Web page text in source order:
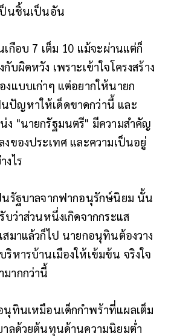
ป็นชิ้นเป็นอัน
กือบ 7 เต็ม 10 แม้จะผ่านแต่ก็
บผิดหวัง เพราะเข้าใจโครงสร้าง
งแบบเก่าๆ แต่อยากให้นายก
ญหาให้เด็ดขาดกว่านี้ และ
ง "นายกรัฐมนตรี" มีความสำคัญ
ของประเทศ และความเป็นอยู่
งไร
นรัฐบาลจากฟากอนุรักษ์นิยม นั้น
บว่าส่วนหนึ่งเกิดจากกระแส
มาแล้วก็ไป นายกอนุทินต้องวาง
หารบ้านเมืองให้เข้มข้น จริงใจ
ากกว่านี้
นุทินเหมือนเด็กกำพร้าที่แผลเต็ม
ลด้วยต้นทุนด้านความนิยมต่ำ